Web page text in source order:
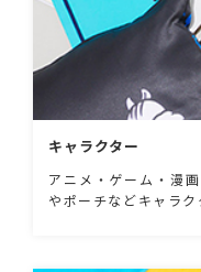
キャラクター
アニメ・ゲーム・漫
やポーチなどキャラク